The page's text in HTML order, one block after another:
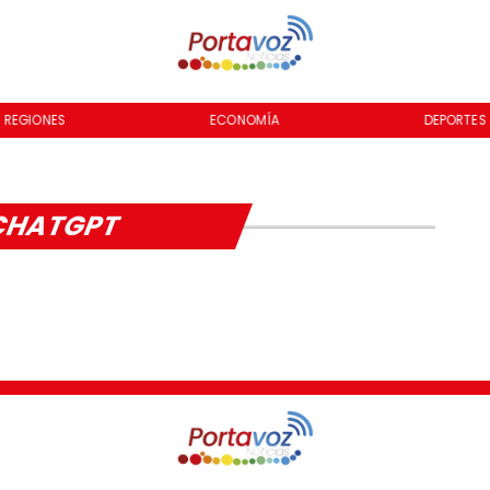
REGIONES ECONOMÍA DEPORTES